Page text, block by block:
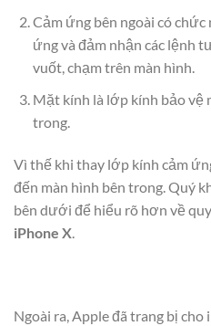
Cảm ứng bên ngoài có
ứng và đảm nhận các lệnh
vuốt, chạm trên màn hình.
Mặt kính là lớp kính bảo vệ
trong.
Vì thế khi thay lớp kính cảm
đến màn hình bên trong. Quý
bên dưới để hiểu rõ hơn về
iPhone X
Ngoài ra, Apple đã trang bị